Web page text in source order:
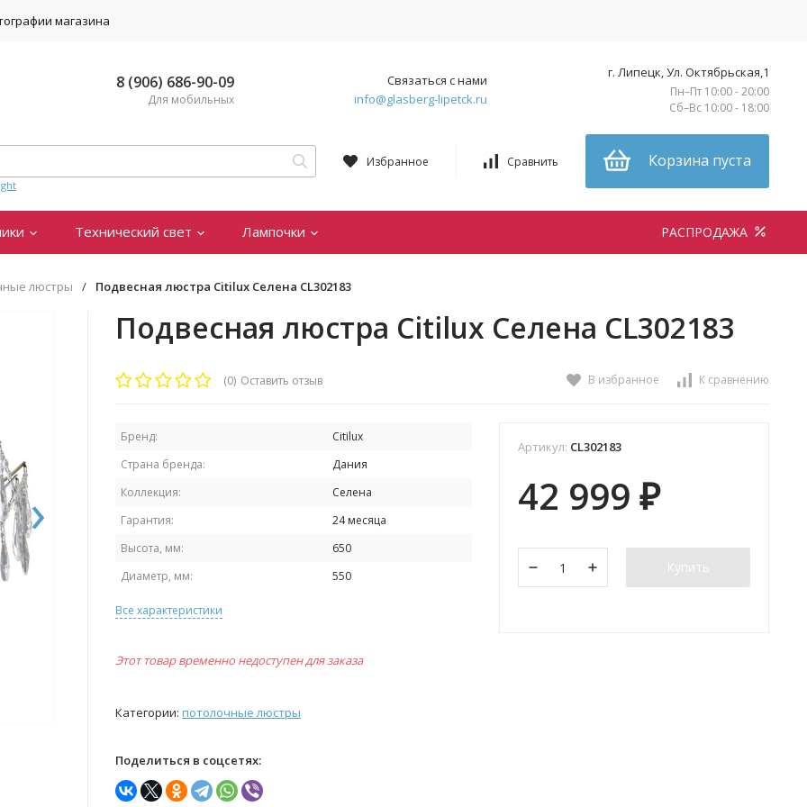
магазина
8 (906) 686-90-09
Для мобильных
Связаться с нами
info@glasberg-lipetck.ru
г. Липецк, Ул. Октябрьская,1
Пн–Пт 10:00 - 20:00
Сб–Вс 10:00 - 18:00
Избранное Сравнить Корзина пуста
Технический свет Лампочки РАСПРОДАЖА
люстры / Подвесная люстра Citilux Селена CL302183
›
Подвесная люстра Citilux Селена CL302183
(0) Оставить отзыв В избранное К сравнению
Бренд:
Citilux
Страна бренда:
Дания
Коллекция:
Селена
Гарантия:
24 месяца
Высота, мм:
650
Диаметр, мм:
550
Все характеристики
Этот товар временно недоступен для заказа
Категории: потолочные люстры
Поделиться в соцсетях:
Артикул: CL302183
42 999 ₽
Купить